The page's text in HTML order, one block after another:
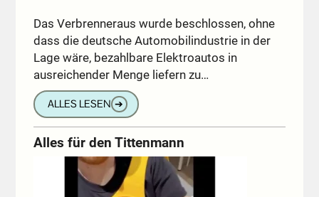
Das Verbrenneraus wurde beschlossen, ohne
dass die deutsche Automobilindustrie in der
Lage wäre, bezahlbare Elektroautos in
ausreichender Menge liefern zu…
ALLES LESEN ➔
Alles für den Tittenmann